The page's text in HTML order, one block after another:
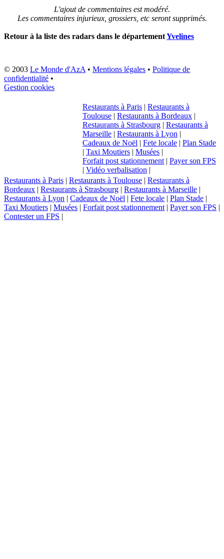
L'ajout de commentaires est modéré.
Les commentaires injurieux, grossiers, etc seront supprimés.
Retour à la liste des radars dans le départementYvelines
© 2003 Le Monde d'AzA • Mentions légales • Politique de
confidentialité •
Gestion cookies
Restaurants à Paris | Restaurants à
Toulouse | Restaurants à Bordeaux |
Restaurants à Strasbourg | Restaurants à
Marseille | Restaurants à Lyon |
Cadeaux de Noël | Fete locale | Plan Stade
| Taxi Moutiers | Musées |
Forfait post stationnement | Payer son FPS
| Vidéo verbalisation |
Restaurants à Paris | Restaurants à Toulouse | Restaurants à
Bordeaux | Restaurants à Strasbourg | Restaurants à Marseille |
Restaurants à Lyon | Cadeaux de Noël | Fete locale | Plan Stade |
Taxi Moutiers | Musées | Forfait post stationnement | Payer son FPS |
Contester un FPS |